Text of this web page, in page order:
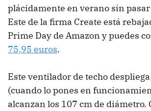
plácidamente en verano sin
Este de la firma Create está
Prime Day de Amazon y puedes
75,95 euros.
Este ventilador de techo
(cuando lo pones en
alcanzan los 107 cm de diámetro.